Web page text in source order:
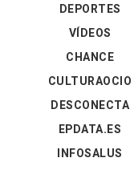
DEPORTES
VÍDEOS
CHANCE
CULTURAOCIO
DESCONECTA
EPDATA.ES
INFOSALUS